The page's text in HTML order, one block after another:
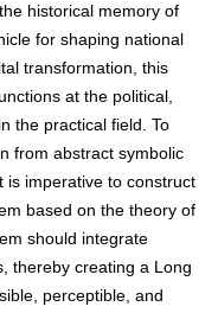
historical memory of
for shaping national
transformation, this
at the political,
the practical field. To
from abstract symbolic
is imperative to construct
based on the theory of
should integrate
thereby creating a Long
perceptible, and